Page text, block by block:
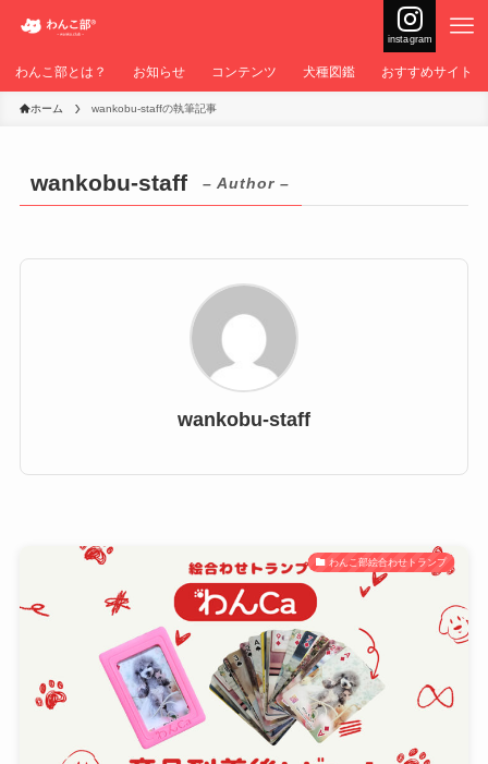
instagram
わんこ部とは？ お知らせ コンテンツ 犬種図鑑 おすすめサイト
ホーム wankobu-staffの執筆記事
wankobu-staff – Author –
wankobu-staff
わんこ部絵合わせトランプ